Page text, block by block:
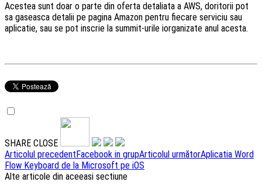
Acestea sunt doar o parte din oferta detaliata a AWS, doritorii pot
sa gaseasca detalii pe pagina Amazon pentru fiecare serviciu sau
aplicatie, sau se pot inscrie la summit-urile iorganizate anul acesta.
SHARE CLOSE
Navigare
articole
Articolul precedentFacebook in grupArticolul următorAplicatia Word
Flow Keyboard de la Microsoft pe iOS
Alte articole din aceeasi sectiune